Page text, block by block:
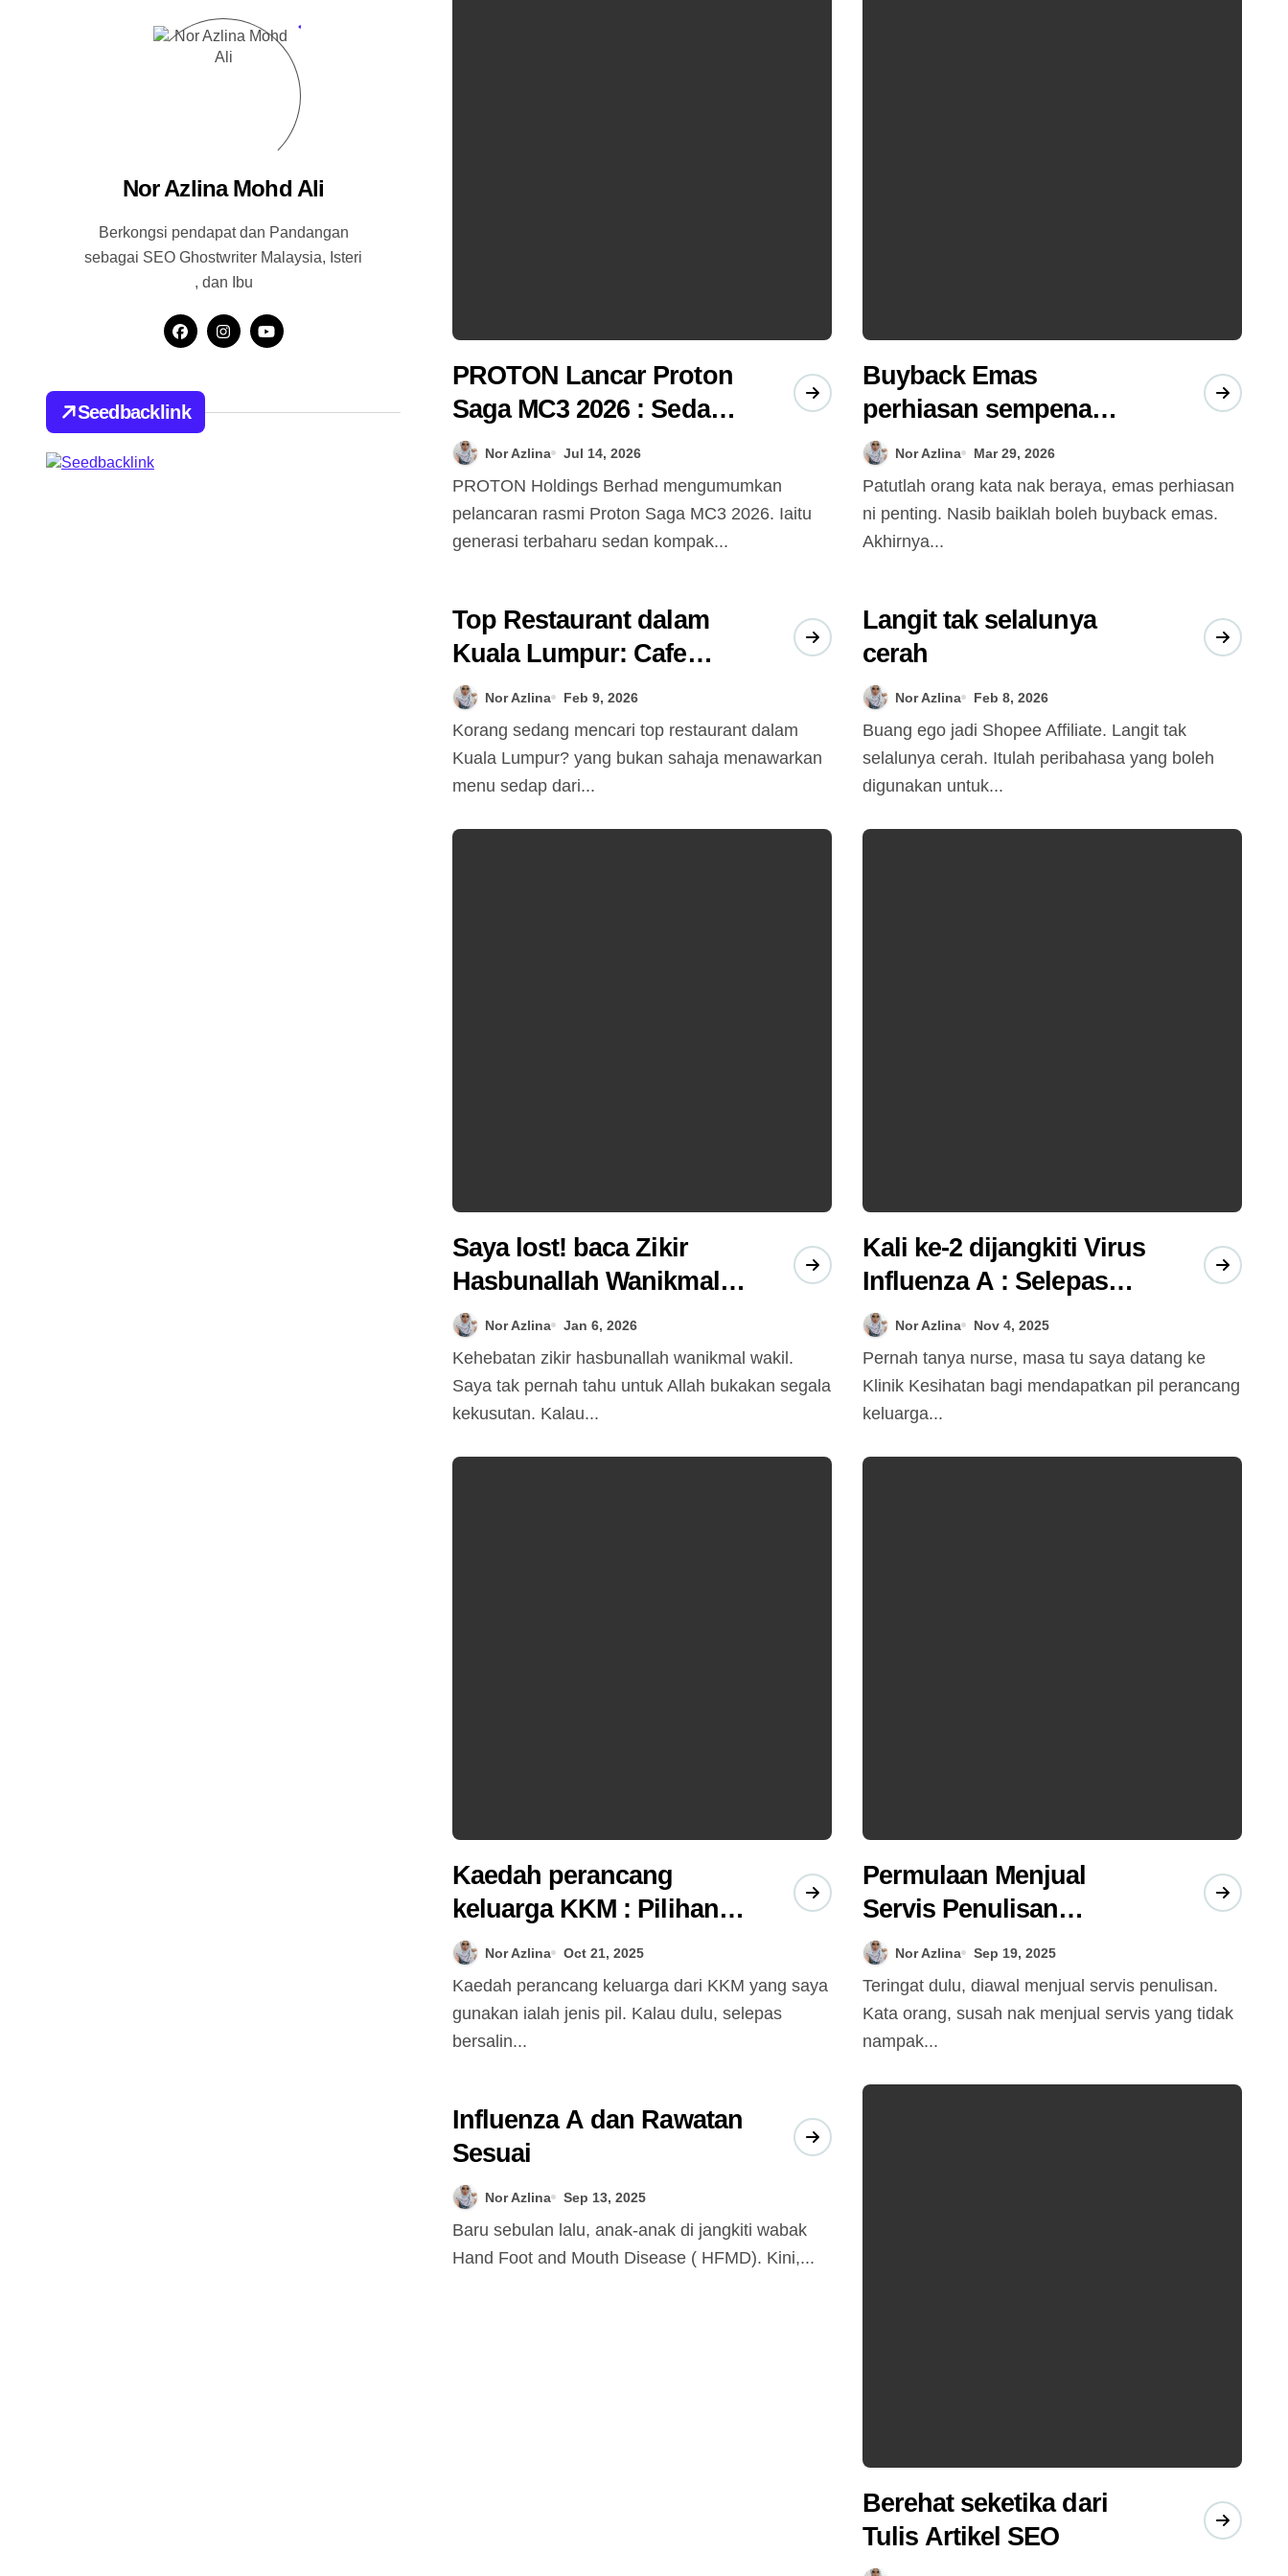
Nor Azlina Mohd Ali
Berkongsi pendapat dan Pandangan
sebagai SEO Ghostwriter Malaysia, Isteri
, dan Ibu
Seedbacklink
PROTON Lancar Proton
Saga MC3 2026 : Sedan
Kompak Ikonik dengan
Reka Bentuk Moden
Nor Azlina Jul 14, 2026
PROTON Holdings Berhad mengumumkan
pelancaran rasmi Proton Saga MC3 2026. Iaitu
generasi terbaharu sedan kompak...
Buyback Emas
perhiasan sempena
Aidilfitri
Nor Azlina Mar 29, 2026
Patutlah orang kata nak beraya, emas perhiasan
ni penting. Nasib baiklah boleh buyback emas.
Akhirnya...
Top Restaurant dalam
Kuala Lumpur: Cafe
Sejiwa
Nor Azlina Feb 9, 2026
Korang sedang mencari top restaurant dalam
Kuala Lumpur? yang bukan sahaja menawarkan
menu sedap dari...
Langit tak selalunya
cerah
Nor Azlina Feb 8, 2026
Buang ego jadi Shopee Affiliate. Langit tak
selalunya cerah. Itulah peribahasa yang boleh
digunakan untuk...
Saya lost! baca Zikir
Hasbunallah Wanikmal
WakilNor Azlina Jan 6, 2026
Kehebatan zikir hasbunallah wanikmal wakil.
Saya tak pernah tahu untuk Allah bukakan segala
kekusutan. Kalau...
Kali ke-2 dijangkiti Virus
Influenza A : Selepas
sebulan dijangkiti
Nor Azlina Nov 4, 2025
Pernah tanya nurse, masa tu saya datang ke
Klinik Kesihatan bagi mendapatkan pil perancang
keluarga...
Kaedah perancang
keluarga KKM : Pilihan
sayaNor Azlina Oct 21, 2025
Kaedah perancang keluarga dari KKM yang saya
gunakan ialah jenis pil. Kalau dulu, selepas
bersalin...
Permulaan Menjual
Servis Penulisan
Ghostwriter
Nor Azlina Sep 19, 2025
Teringat dulu, diawal menjual servis penulisan.
Kata orang, susah nak menjual servis yang tidak
nampak...
Influenza A dan Rawatan
Sesuai
Nor Azlina Sep 13, 2025
Baru sebulan lalu, anak-anak di jangkiti wabak
Hand Foot and Mouth Disease ( HFMD). Kini,...
Berehat seketika dari
Tulis Artikel SEO